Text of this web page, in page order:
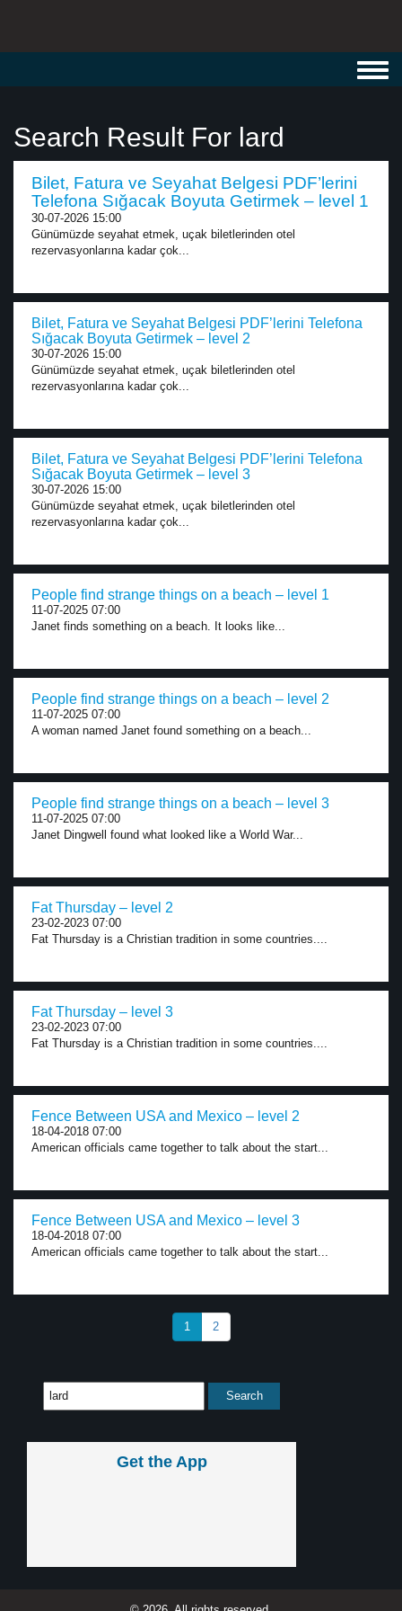
Search Result For lard
Bilet, Fatura ve Seyahat Belgesi PDF’lerini
Telefona Sığacak Boyuta Getirmek – level 1
30-07-2026 15:00
Günümüzde seyahat etmek, uçak biletlerinden otel
rezervasyonlarına kadar çok...
Bilet, Fatura ve Seyahat Belgesi PDF’lerini Telefona
Sığacak Boyuta Getirmek – level 2
30-07-2026 15:00
Günümüzde seyahat etmek, uçak biletlerinden otel
rezervasyonlarına kadar çok...
Bilet, Fatura ve Seyahat Belgesi PDF’lerini Telefona
Sığacak Boyuta Getirmek – level 3
30-07-2026 15:00
Günümüzde seyahat etmek, uçak biletlerinden otel
rezervasyonlarına kadar çok...
People find strange things on a beach – level 1
11-07-2025 07:00
Janet finds something on a beach. It looks like...
People find strange things on a beach – level 2
11-07-2025 07:00
A woman named Janet found something on a beach...
People find strange things on a beach – level 3
11-07-2025 07:00
Janet Dingwell found what looked like a World War...
Fat Thursday – level 2
23-02-2023 07:00
Fat Thursday is a Christian tradition in some countries....
Fat Thursday – level 3
23-02-2023 07:00
Fat Thursday is a Christian tradition in some countries....
Fence Between USA and Mexico – level 2
18-04-2018 07:00
American officials came together to talk about the start...
Fence Between USA and Mexico – level 3
18-04-2018 07:00
American officials came together to talk about the start...
1 2
Get the App